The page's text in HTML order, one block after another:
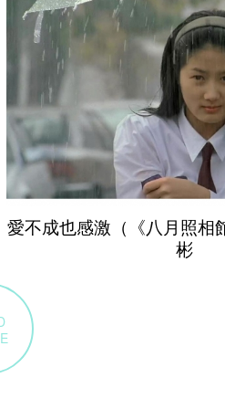
愛不成也感激（《八月照相
彬